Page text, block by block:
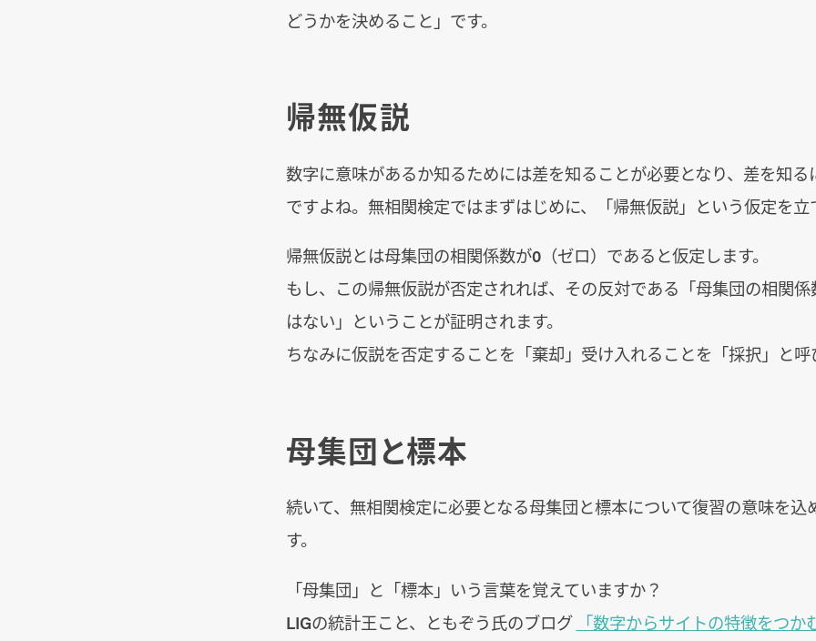
どうかを決めること」です。
帰無仮説
数字に意味があるか知るためには差を知ることが必要となり、差を知る
ですよね。無相関検定ではまずはじめに、「帰無仮説」という仮定を立
帰無仮説とは母集団の相関係数が0（ゼロ）であると仮定します。
もし、この帰無仮説が否定されれば、その反対である「母集団の相関
はない」ということが証明されます。
ちなみに仮説を否定することを「棄却」受け入れることを「採択」と呼
母集団と標本
続いて、無相関検定に必要となる母集団と標本について復習の意味を込
す。
「母集団」と「標本」いう言葉を覚えていますか？
LIGの統計王こと、ともぞう氏のブログ
「数字からサイトの特徴をつ